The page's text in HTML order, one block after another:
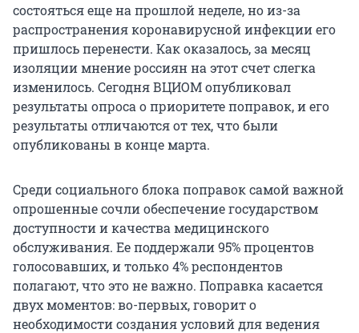
состояться еще на прошлой неделе, но из-за
распространения коронавирусной инфекции его
пришлось перенести. Как оказалось, за месяц
изоляции мнение россиян на этот счет слегка
изменилось. Сегодня ВЦИОМ опубликовал
результаты опроса о приоритете поправок, и его
результаты отличаются от тех, что были
опубликованы в конце марта.
Среди социального блока поправок самой важной
опрошенные сочли обеспечение государством
доступности и качества медицинского
обслуживания. Ее поддержали 95% процентов
голосовавших, и только 4% респондентов
полагают, что это не важно. Поправка касается
двух моментов: во-первых, говорит о
необходимости создания условий для ведения